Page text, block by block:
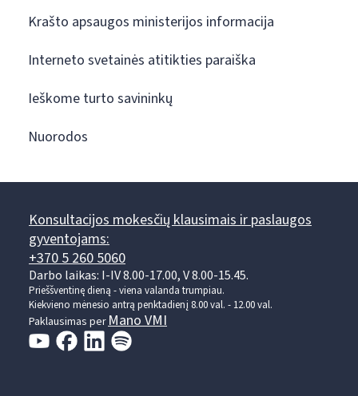
Krašto apsaugos ministerijos informacija
Interneto svetainės atitikties paraiška
Ieškome turto savininkų
Nuorodos
Konsultacijos mokesčių klausimais ir paslaugos
gyventojams:
+370 5 260 5060
Darbo laikas: I-IV 8.00-17.00, V 8.00-15.45.
Prieššventinę dieną - viena valanda trumpiau.
Kiekvieno mėnesio antrą penktadienį 8.00 val. - 12.00 val.
Paklausimas per Mano VMI